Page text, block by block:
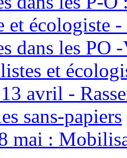
et écologiste
dans les PO
et
avril -
sans-papiers
mai :